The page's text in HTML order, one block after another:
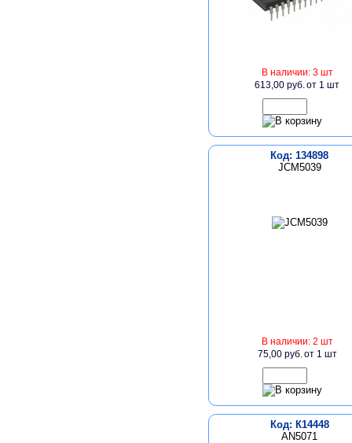
В наличии: 3 шт
613,00 руб.от 1 шт
Код: 134898
JCM5039
В наличии: 2 шт
75,00 руб.от 1 шт
Код: К14448
AN5071